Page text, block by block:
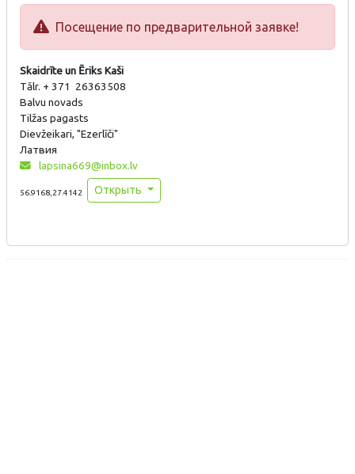
Посещение по предварительной заявке!
Skaidrīte un Ēriks Kaši
Tālr. + 371 26363508
Balvu novads
Tilžas pagasts
Dievžeikari, "Ezerlīči"
Латвия
lapsina669@inbox.lv
56.9168,27.4142 Открыть